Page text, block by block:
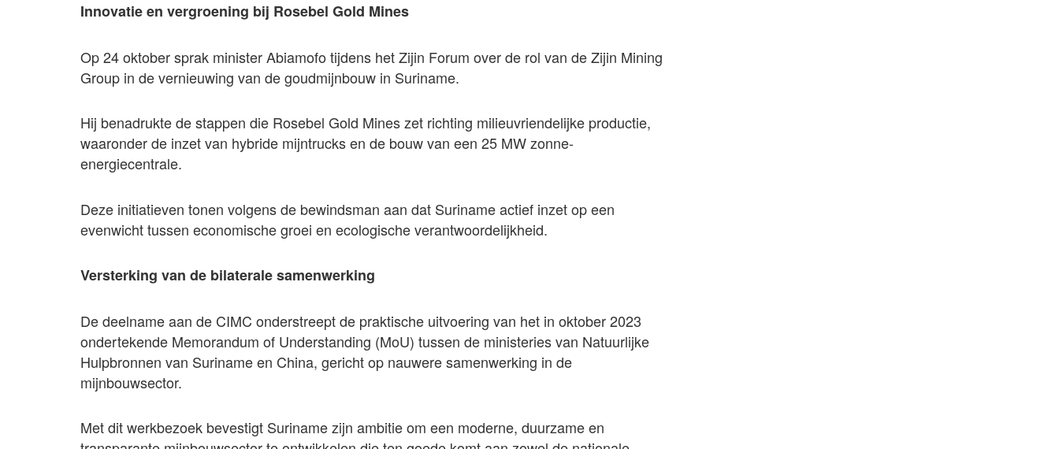
Innovatie en vergroening bij Rosebel Gold Mines
Op 24 oktober sprak minister Abiamofo tijdens het Zijin Forum over de rol van de Zijin Mining
Group in de vernieuwing van de goudmijnbouw in Suriname.
Hij benadrukte de stappen die Rosebel Gold Mines zet richting milieuvriendelijke productie,
waaronder de inzet van hybride mijntrucks en de bouw van een 25 MW zonne-
energiecentrale.
Deze initiatieven tonen volgens de bewindsman aan dat Suriname actief inzet op een
evenwicht tussen economische groei en ecologische verantwoordelijkheid.
Versterking van de bilaterale samenwerking
De deelname aan de CIMC onderstreept de praktische uitvoering van het in oktober 2023
ondertekende Memorandum of Understanding (MoU) tussen de ministeries van Natuurlijke
Hulpbronnen van Suriname en China, gericht op nauwere samenwerking in de
mijnbouwsector.
Met dit werkbezoek bevestigt Suriname zijn ambitie om een moderne, duurzame en